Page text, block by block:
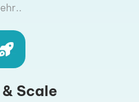
Scale